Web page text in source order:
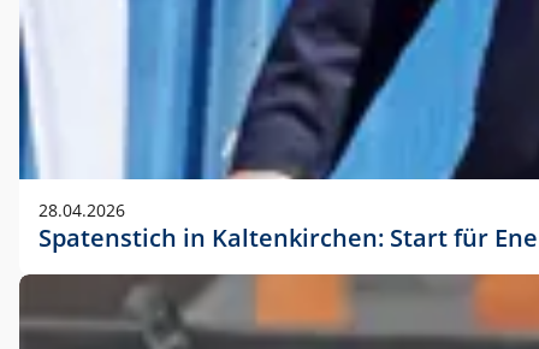
28.04.2026
Spatenstich in Kaltenkirchen: Start für